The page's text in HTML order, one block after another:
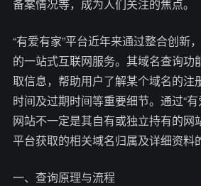
备案情况等，成为人们关注的焦点。
“有爱有家”平台近年来通过整合创新
的一站式互联网服务。其域名查询功
取信息，帮助用户了解某个域名的注
时间及过期时间等重要细节。通过“
网站不一定是其自有或独立持有的网
平台获取的相关域名归属及详细资料
一、查询原理与流程